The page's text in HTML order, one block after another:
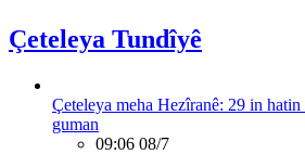
Çeteleya Tundîyê
Çeteleya meha Hezîranê: 29 in
guman
09:06 08/7